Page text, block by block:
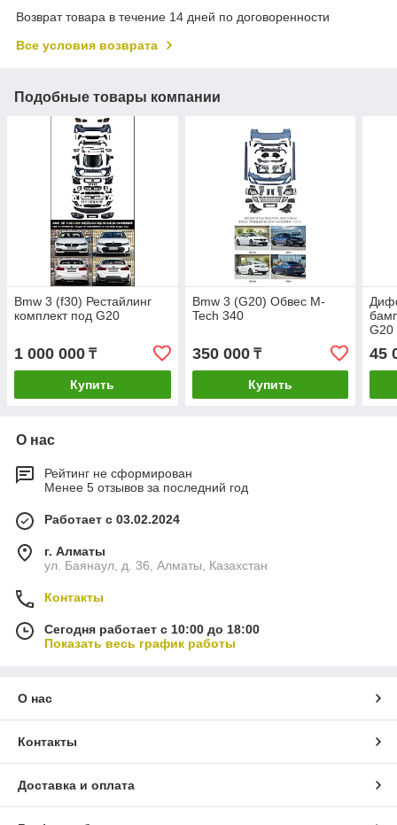
Возврат товара в течение 14 дней по договоренности
Все условия возврата
Подобные товары компании
Bmw 3 (f30) Рестайлинг
комплект под G20
1 000 000 ₸
Купить
Bmw 3 (G20) Обвес M-
Tech 340
350 000₸
Купить
G20
45
О нас
Рейтинг не сформирован
Менее 5 отзывов за последний год
Работает с 03.02.2024
г. Алматы
ул. Баянаул, д. 36, Алматы, Казахстан
Контакты
Сегодня работает с 10:00 до 18:00
Показать весь график работы
О нас
Контакты
Доставка и оплата